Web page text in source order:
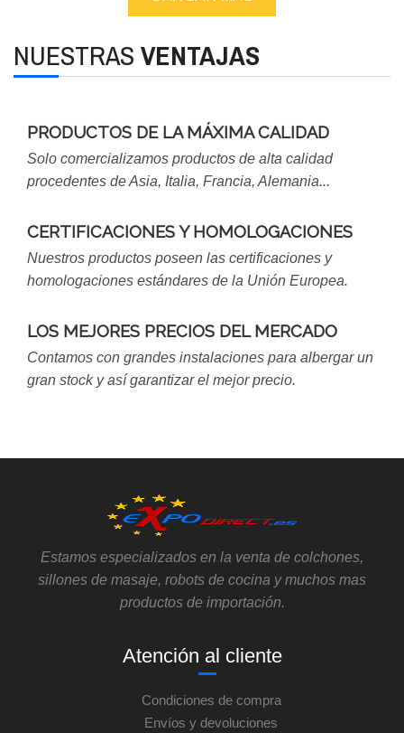
NUESTRAS VENTAJAS
PRODUCTOS DE LA MÁXIMA CALIDAD
Solo comercializamos productos de alta calidad
procedentes de Asia, Italia, Francia, Alemania...
CERTIFICACIONES Y HOMOLOGACIONES
Nuestros productos poseen las certificaciones y
homologaciones estándares de la Unión Europea.
LOS MEJORES PRECIOS DEL MERCADO
Contamos con grandes instalaciones para albergar un
gran stock y así garantizar el mejor precio.
Estamos especializados en la venta de colchones,
sillones de masaje, robots de cocina y muchos mas
productos de importación.
Atención al cliente
Condiciones de compra
Envíos y devoluciones